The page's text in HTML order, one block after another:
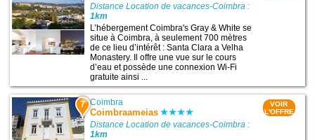
Distance Location de vacances-Coimbra :
1km
L’hébergement Coimbra's Gray & White se
situe à Coimbra, à seulement 700 mètres
de ce lieu d’intérêt : Santa Clara a Velha
Monastery. Il offre une vue sur le cours
d’eau et possède une connexion Wi-Fi
gratuite ainsi ...
7 Coimbra
Coimbraameias
Distance Location de vacances-Coimbra :
1km
VOIR
L'OFFRE